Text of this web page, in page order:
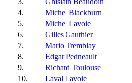
4.
Michel Blackburn
5.
Michel Lavoie
6.
Gilles Gauthier
7.
Mario Tremblay
8.
Edgar Pedneault
9.
Richard Toulouse
10.
Laval Lavoie